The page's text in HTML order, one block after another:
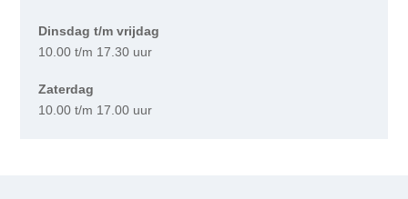
Dinsdag t/m vrijdag
10.00 t/m 17.30 uur
Zaterdag
10.00 t/m 17.00 uur